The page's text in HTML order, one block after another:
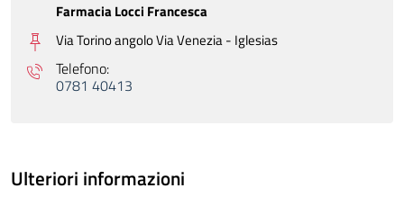
Farmacia Locci Francesca
Via Torino angolo Via Venezia - Iglesias
Telefono:
0781 40413
Ulteriori informazioni